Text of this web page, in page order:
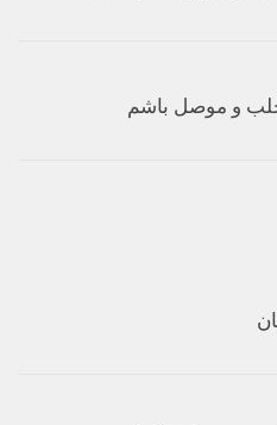
و موصل باشم